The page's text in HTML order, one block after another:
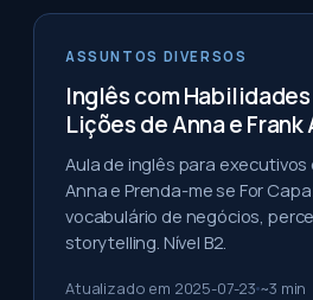
ASSUNTOS DIVERSOS
Inglês com
Lições de Anna e Frank
Aula de inglês para
Anna e Prenda-me se For
vocabulário de negócios,
storytelling. Nível B2.
Atualizado em 2025-07-23 ~3 min